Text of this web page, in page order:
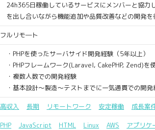
24h365日稼働しているサービスにメンバーと協力
を出し合いながら機能追加や品質改善などの開発を
フルリモ―ト
・PHPを使ったサーバサイド開発経験（5年以上）
・PHPフレームワーク(Laravel, CakePHP, Zend)を
・複数人数での開発経験
・基本設計～製造～テストまでに一気通貫での開発
高収入 長期 リモートワーク 安定稼働 成長案
PHP JavaScript HTML Linux AWS アプリケ